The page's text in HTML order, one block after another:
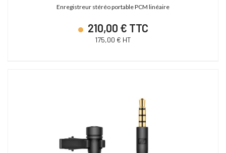
Enregistreur stéréo portable PCM linéaire
210,00 € TTC
175,00 € HT